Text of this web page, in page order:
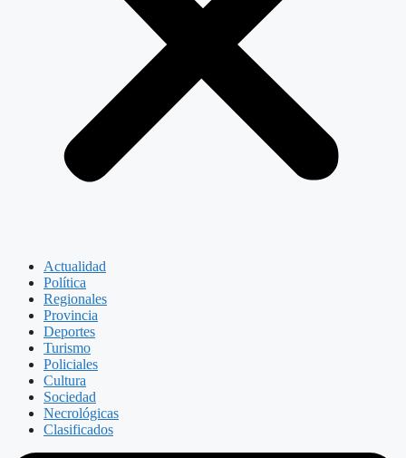
Actualidad
Política
Regionales
Provincia
Deportes
Turismo
Policiales
Cultura
Sociedad
Necrológicas
Clasificados